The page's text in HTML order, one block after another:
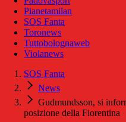
Pianetamilan
SOS Fanta
Toronews
Tuttobolognaweb
Violanews
SOS Fanta
News
Gudmundsson, si
posizione della Fiorentina